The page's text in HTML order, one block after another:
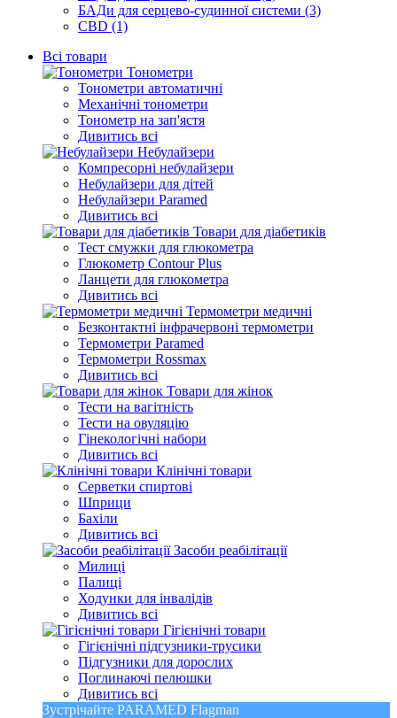
БАДи для серцево-судинної системи (3)
CBD (1)
Всі товари
Тонометри
Тонометри автоматичні
Механічні тонометри
Тонометр на зап'ястя
Дивитись всі
Небулайзери
Компресорні небулайзери
Небулайзери для дітей
Небулайзери Paramed
Дивитись всі
Товари для діабетиків
Тест смужки для глюкометра
Глюкометр Contour Plus
Ланцети для глюкометра
Дивитись всі
Термометри медичні
Безконтактні інфрачервоні термометри
Термометри Paramed
Термометри Rossmax
Дивитись всі
Товари для жінок
Тести на вагітність
Тести на овуляцію
Гінекологічні набори
Дивитись всі
Клінічні товари
Серветки спиртові
Шприци
Бахіли
Дивитись всі
Засоби реабілітації
Милиці
Палиці
Ходунки для інвалідів
Дивитись всі
Гігієнічні товари
Гігієнічні підгузники-трусики
Підгузники для дорослих
Поглинаючі пелюшки
Дивитись всі
Зустрічайте PARAMED Flagman